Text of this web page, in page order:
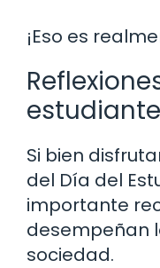
¡Eso es
Si bien
del Día del
importante
desempeñan
sociedad.